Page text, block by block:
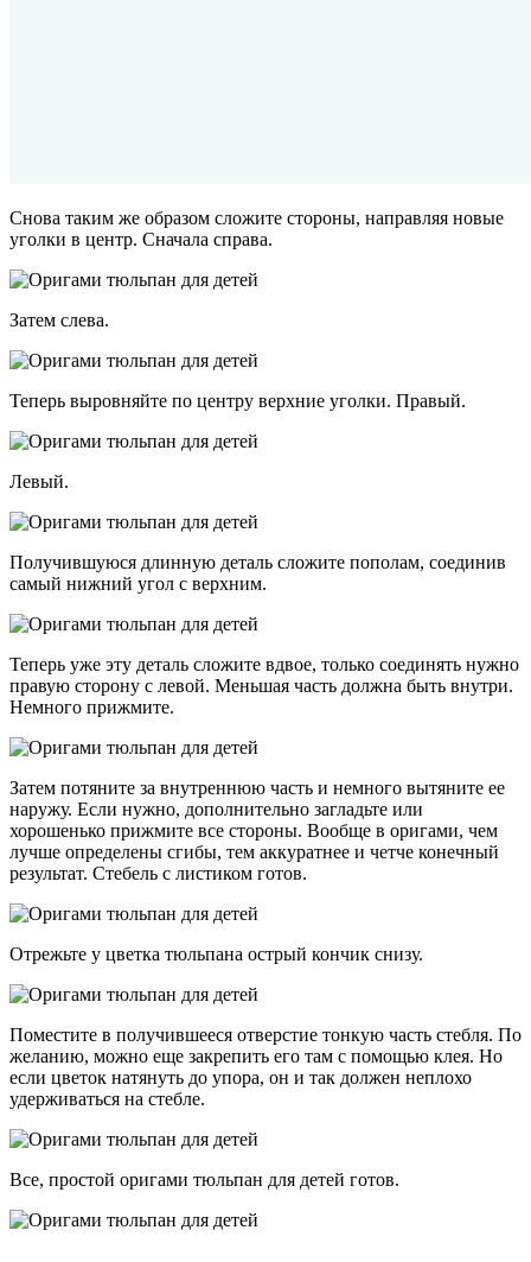
Снова таким же образом сложите стороны, направляя новые
уголки в центр. Сначала справа.
Затем слева.
Теперь выровняйте по центру верхние уголки. Правый.
Левый.
Получившуюся длинную деталь сложите пополам, соединив
самый нижний угол с верхним.
Теперь уже эту деталь сложите вдвое, только соединять нужно
правую сторону с левой. Меньшая часть должна быть внутри.
Немного прижмите.
Затем потяните за внутреннюю часть и немного вытяните ее
наружу. Если нужно, дополнительно загладьте или
хорошенько прижмите все стороны. Вообще в оригами, чем
лучше определены сгибы, тем аккуратнее и четче конечный
результат. Стебель с листиком готов.
Отрежьте у цветка тюльпана острый кончик снизу.
Поместите в получившееся отверстие тонкую часть стебля. По
желанию, можно еще закрепить его там с помощью клея. Но
если цветок натянуть до упора, он и так должен неплохо
удерживаться на стебле.
Все, простой оригами тюльпан для детей готов.